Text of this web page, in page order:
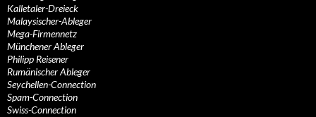
Kalletaler-Dreieck
Malaysischer-Ableger
Mega-Firmennetz
Münchener Ableger
Philipp Reisener
Rumänischer Ableger
Seychellen-Connection
Spam-Connection
Swiss-Connection